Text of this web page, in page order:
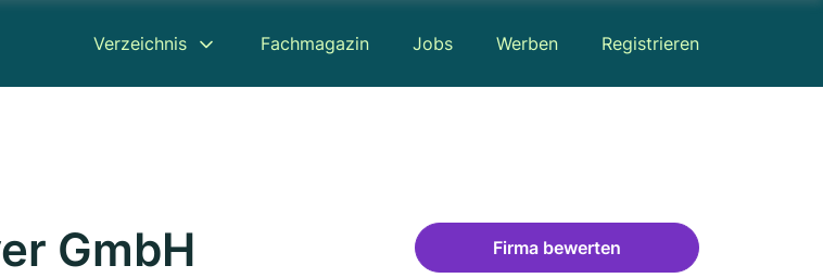
Verzeichnis Fachmagazin Jobs Werben Registrieren
GmbH Firma bewerten